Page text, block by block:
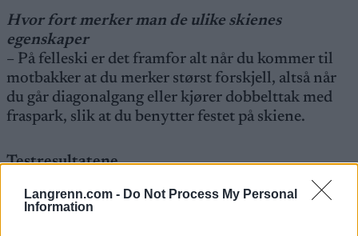
Langrenn.com - Do Not Process My Personal
Information
Hvor fort merker man de ulike skienes
egenskaper
– På felleski er det framfor alt når du kommer til
motbakker at du merker størst forskjell, altså når
du går diagonalgang eller kjører dobbelttak med
fraspark, slik at du benytter festet på skiene.
Testresultatene